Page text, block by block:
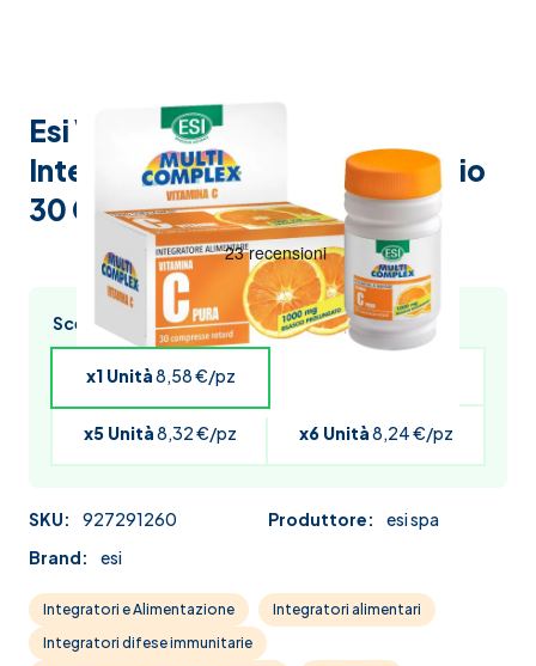
Esi Vitamina C Pura Retard
Integratore Sistema Immunitario
30 Compresse
Scegli l’acquisto multiplo e risparmia
x1 Unità8,58 €/pz
x5 Unità8,32 €/pz x6 Unità8,24 €/pz
SKU: 927291260 Produttore:
esi spa
Brand:
esi
Integratori e Alimentazione
Integratori alimentari
Integratori difese immunitarie